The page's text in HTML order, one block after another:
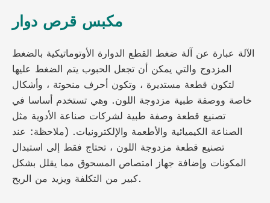
مكبس قرص دوار
الآلة عبارة عن آلة ضغط القطع الدوارة الأوتوماتيكية بالضغط
المزدوج والتي يمكن أن تجعل الحبوب يتم الضغط عليها
لتكون قطعة مستديرة ، وتكون أحرف منحوتة ، وأشكال
خاصة ووصفة طبية مزدوجة اللون. وهي تستخدم أساسا في
تصنيع قطعة وصفة طبية لشركات صناعة الأدوية مثل
الصناعة الكيميائية والأطعمة والإلكترونيات. (ملاحظة: عند
تصنيع قطعة مزدوجة اللون ، تحتاج فقط إلى استبدال
المكونات وإضافة جهاز امتصاص المسحوق مما يقلل بشكل
كبير من التكلفة ويزيد من الربح.